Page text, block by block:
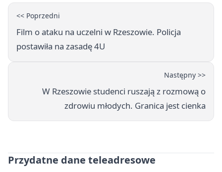
<< Poprzedni
Film o ataku na uczelni w Rzeszowie. Policja
postawiła na zasadę 4U
Następny >>
W Rzeszowie studenci ruszają z rozmową o
zdrowiu młodych. Granica jest cienka
Przydatne dane teleadresowe